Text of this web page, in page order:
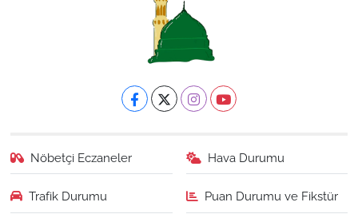
Nöbetçi Eczaneler Hava Durumu
Trafik Durumu Puan Durumu ve Fikstür